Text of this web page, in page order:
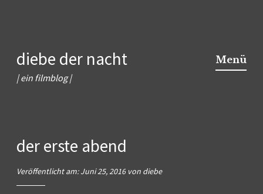
Inhalt
springen
diebe der nacht
| ein filmblog |
Menü
der erste abend
Veröffentlicht am:Juni 25, 2016 von diebe